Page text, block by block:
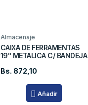
Almacenaje
CAIXA DE FERRAMENTAS
19" METALICA C/ BANDEJA
Bs. 872,10
Añadir